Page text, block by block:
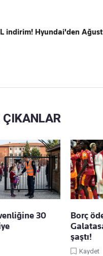
indirim! Hyundai'den
ÇIKANLAR
30
Borç
şaştı!
Kaydet